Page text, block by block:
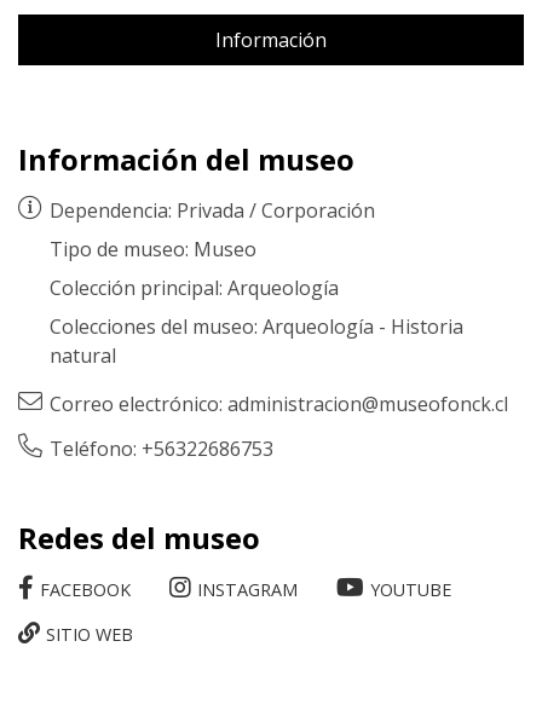
Información
Información del museo
Dependencia: Privada /Corporación
Tipo de museo: Museo
Colección principal: Arqueología
Colecciones del museo: Arqueología - Historia
natural
Correo electrónico: administracion@museofonck.cl
Teléfono: +56322686753
Redes del museo
FACEBOOK INSTAGRAM
YOUTUBE
SITIO WEB